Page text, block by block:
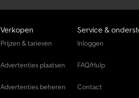
Verkopen
Prijzen & tarieven
Advertenties plaatsen
Advertenties beheren
Service &
Inloggen
FAQ/Hulp
Contact